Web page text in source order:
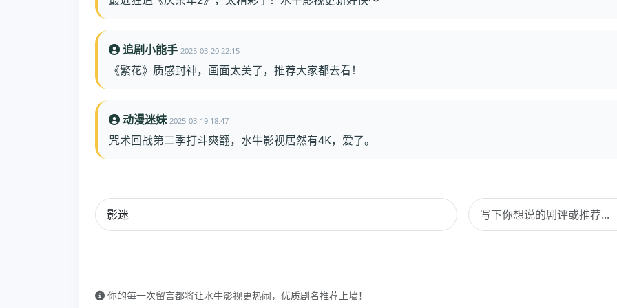
追剧小能手 2025-03-20 22:15
《繁花》质感封神，画面太美了，推荐大家都去看！
动漫迷妹 2025-03-19 18:47
咒术回战第二季打斗爽翻，水牛影视居然有4K，爱了。
你的每一次留言都将让水牛影视更热闹，优质剧名推荐上墙！